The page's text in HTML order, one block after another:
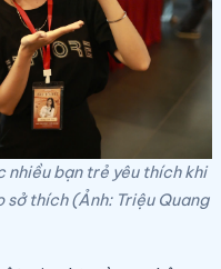
bạn trẻ yêu thích khi
thích (Ảnh: Triệu Quang